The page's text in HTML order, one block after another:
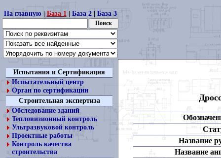
На главную| База 1| База 2| База 3
Испытания и Сертификация
Испытательный центр
Орган по сертификации
Строительная экспертиза
Обследование зданий
Тепловизионный контроль
Ультразвуковой контроль
Проектные работы
Контроль качества
строительства
Название
Название